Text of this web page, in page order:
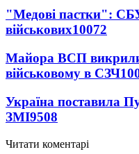
"Медові пастки":
військових10072
Майора ВСП
військовому в СЗЧ
Україна поставила
ЗМІ9508
Читати коментарі